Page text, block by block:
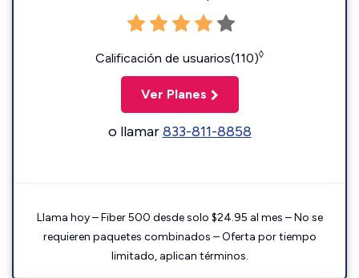
Calificación de usuarios(110)◊
Ver Planes
o llamar833-811-8858
Llama hoy – Fiber 500 desde solo $24.95 al mes – No se
requieren paquetes combinados – Oferta por tiempo
limitado, aplican términos.